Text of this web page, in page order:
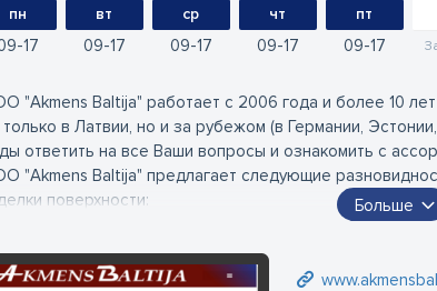
пн
17
вт
09 17
ср
09 17
чт
09 17
пт
09 17
"Akmens Baltija" работает с 2006 года и более 10
в Латвии, но и за рубежом (в Германии,
ответить на все Ваши вопросы и ознакомить с
"Akmens Baltija" предлагает следующие
поверхности:
и травертин - полированный, шлифованный, с
- полированный, шлифованный, с античной
Больше